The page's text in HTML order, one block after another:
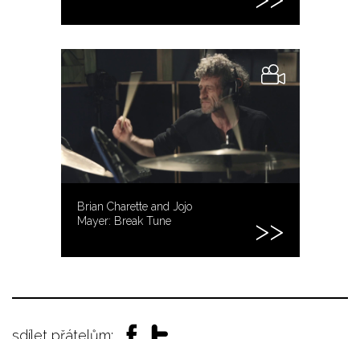
Brian Charette and Jojo
Mayer: Break Tune
sdílet přátelům: